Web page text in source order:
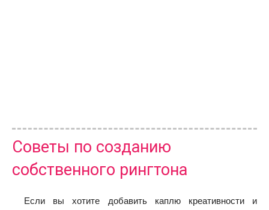
Советы по созданию
собственного рингтона
Если вы хотите добавить каплю креативности и